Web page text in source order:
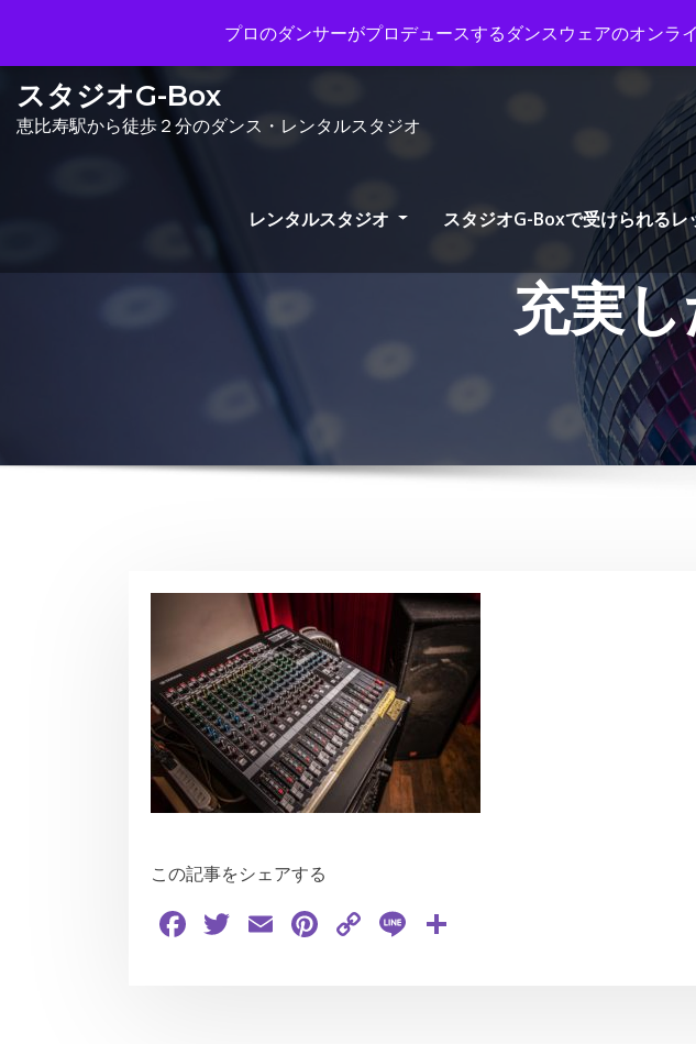
Mon - Sun 10.00 - 23.00 info@gbox-tango.com
スタジオG-Box
恵比寿駅から徒歩２分のダンス・レンタルスタジオ
レンタルスタジオ スタジオG-Boxで受けられる
充実
この記事をシェアする
Facebook
Twitter
EmailPinterest
Copy
Line
プロのダンサーがプロデュースするダンスウェアのオンラ